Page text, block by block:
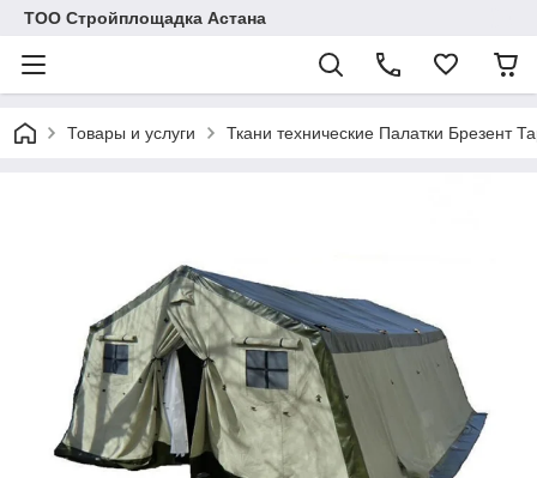
ТОО Стройплощадка Астана
Товары и услуги Ткани технические Палатки Брезент